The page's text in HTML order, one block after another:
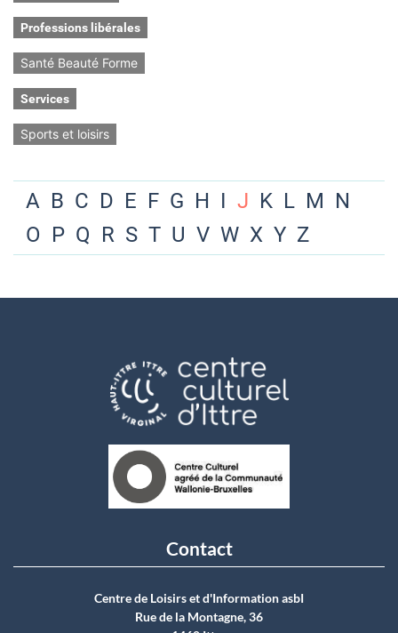
Professions libérales
Santé Beauté Forme
Services
Sports et loisirs
A B C D E F G H I J K L M N
O P Q R S T U V W X Y Z
Contact
Centre de Loisirs et d'Information asbI
Rue de la Montagne, 36